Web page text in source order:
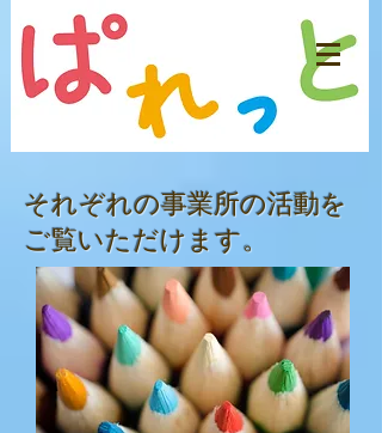
​それぞれの事業所の活動を
ご覧いただけます。